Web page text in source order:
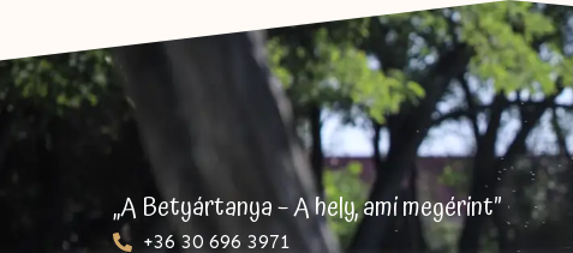
„A Betyártanya – A hely, ami megérint”
+36 30 696 3971